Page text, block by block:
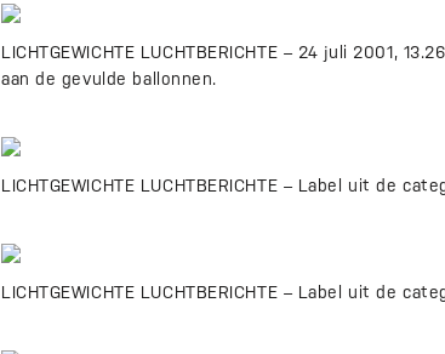
LICHTGEWICHTE LUCHTBERICHTE – 24 juli 2001,
aan de gevulde ballonnen.
LICHTGEWICHTE LUCHTBERICHTE – Label uit de
LICHTGEWICHTE LUCHTBERICHTE – Label uit de